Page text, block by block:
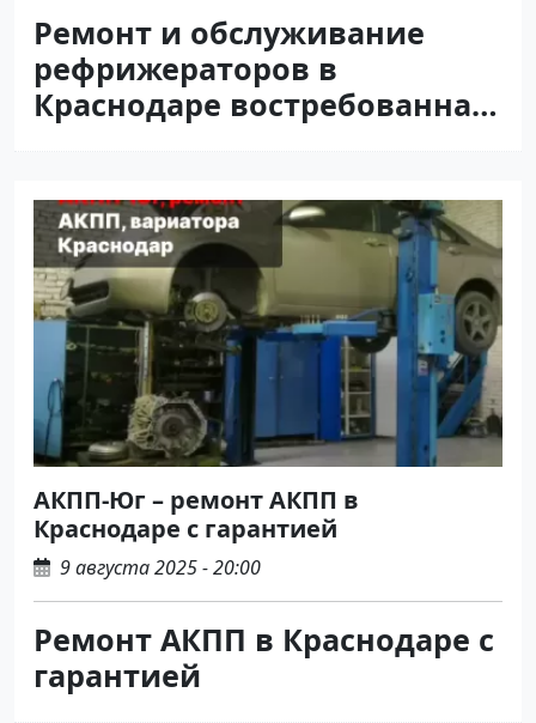
Ремонт и обслуживание
рефрижераторов в
Краснодаре востребованная
АКПП-Юг – ремонт АКПП в
Краснодаре с гарантией
9 августа 2025 - 20:00
Ремонт АКПП в Краснодаре с
гарантией